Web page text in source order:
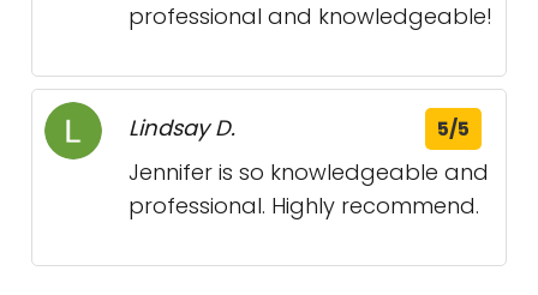
professional and knowledgeable!
Lindsay D. 5/5
Jennifer is so knowledgeable and
professional. Highly recommend.